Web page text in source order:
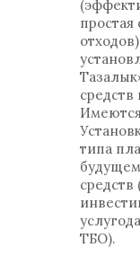
простая
средств
типа
ТБО).